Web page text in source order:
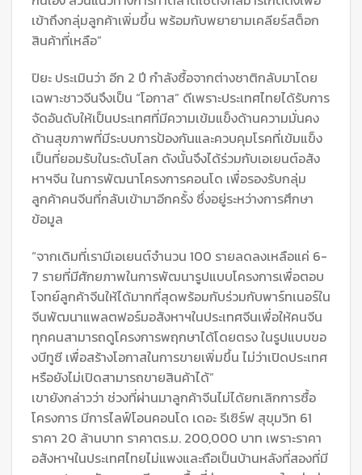
เข้าถึงกลุ่มลูกค้าเพิ่มขึ้น พร้อมกับพยายามเคลียร์สต็อก
สินค้าที่เหลือ”
ปิยะ ประเมินว่า อีก 2 ปี กำลังซื้อจากต่างชาติกลับมาโดย
เฉพาะชาวจีนจึงเป็น “โอกาส” ดีเพราะประเทศไทยได้รับการ
จัดอันดับให้เป็นประเทศที่มีความเข้มแข็งด้านความมั่นคง
ด้านสุขภาพที่มีระบบการป้องกันและควบคุมโรคที่เข้มแข็ง
เป็นที่ยอมรับในระดับโลก ดังนั้นจึงได้ร่วมกับเอเยนต์อสัง
หาฯจีน ในการพัฒนาโครงการคอนโด เพื่อรองรับกลุ่ม
ลูกค้าคนจีนที่กลับเข้ามาอีกครั้ง ซึ่งอยู่ระหว่างการศึกษา
ข้อมูล
“จากเดิมที่เรามีเอเยนต์จำนวน 100 รายลดลงเหลือแค่ 6-
7 รายที่มีศักยภาพในการพัฒนารูปแบบโครงการเพื่อตอบ
โจทย์ลูกค้าจีนให้ได้มากที่สุดพร้อมกับร่วมกับพาร์ทเนอร์ใน
จีนพัฒนาแพลตฟอร์มอสังหาฯในประเทศจีนเพื่อให้คนจีน
ทุกคนสามารถดูโครงการพฤกษาได้โดยตรง ในรูปแบบขอ
งบีทูซี เพื่อสร้างโอกาสในการขายเพิ่มขึ้น ไม่ว่าเปิดประเทศ
หรือยังไม่เปิดสามารถขายสินค้าได้”
เขายังกล่าวว่า ช่วงที่ผ่านมาลูกค้าจีนไม่ได้ยกเลิกการซื้อ
โครงการ มีการไลฟ์โอนคอนโด เดอะ รีเซิร์ฟ สุขุมวิท 61
ราคา 20 ล้านบาท ราคาตร.ม. 200,000 บาท เพราะราคา
อสังหาฯในประเทศไทยไม่แพงและถือเป็นบ้านหลังที่สองที่มี